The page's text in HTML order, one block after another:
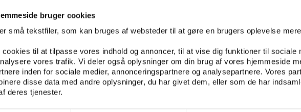
bruger cookies
små tekstfiler, som kan bruges af websteder til at gøre en brugers oplevelse mere
cookies til at tilpasse vores indhold og annoncer, til at vise dig funktioner til sociale
vores trafik. Vi deler også oplysninger om din brug af vores hjemmeside
inden for sociale medier, annonceringspartnere og analysepartnere. Vores
disse data med andre oplysninger, du har givet dem, eller som de har
deres tjenester.
Gymnastik- og Idrætsforeninger, Ballerup Kommune og
komme med teoretiske og praktiske indlæg inden
Fremtidens motionsformer
Konsekvenser af inaktivitet blandt børn og unge
WHO’s markedsførings- og sundhedsstrategier